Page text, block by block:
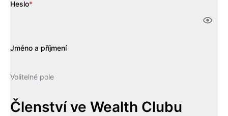
Heslo*
Jméno a příjmení
Volitelné pole
Členství ve Wealth Clubu